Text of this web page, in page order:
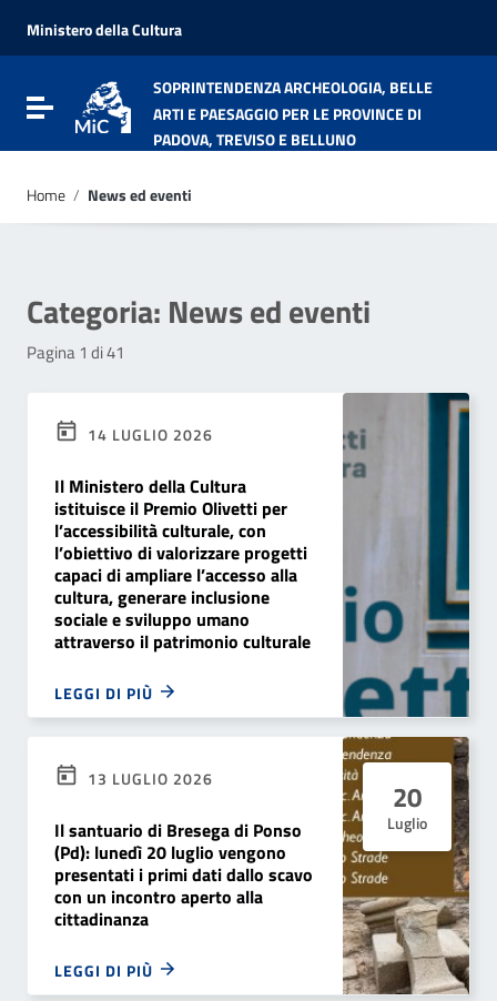
Vai al menu di navigazione
Vai al footer
Ministero della Cultura
Attiva / disattiva la navigazione
SOPRINTENDENZA ARCHEOLOGIA, BELLE
ARTI E PAESAGGIO PER LE PROVINCE DI
PADOVA, TREVISO E BELLUNO
Home / News ed eventi
Categoria: News ed eventi
Pagina 1 di 41
14 LUGLIO 2026
Il Ministero della Cultura
istituisce il Premio Olivetti per
l’accessibilità culturale, con
l’obiettivo di valorizzare progetti
capaci di ampliare l’accesso alla
cultura, generare inclusione
sociale e sviluppo umano
attraverso il patrimonio culturale
LEGGI DI PIÙ
20
Luglio
13 LUGLIO 2026
Il santuario di Bresega di Ponso
(Pd): lunedì 20 luglio vengono
presentati i primi dati dallo scavo
con un incontro aperto alla
cittadinanza
LEGGI DI PIÙ